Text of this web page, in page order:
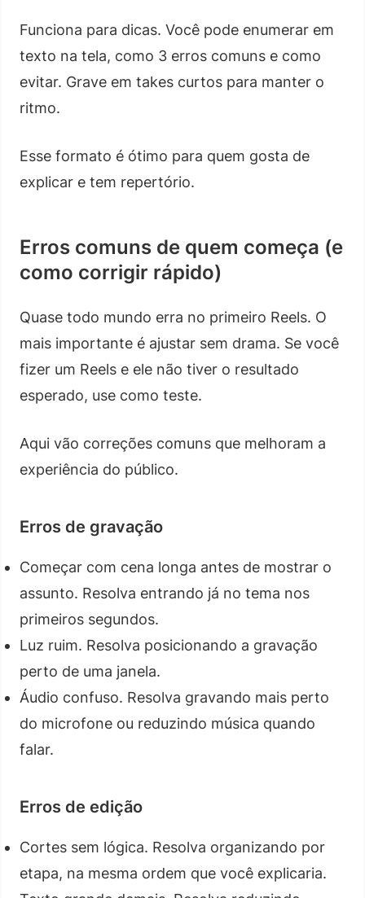
Funciona para dicas. Você pode enumerar em
texto na tela, como 3 erros comuns e como
evitar. Grave em takes curtos para manter o
ritmo.
Esse formato é ótimo para quem gosta de
explicar e tem repertório.
Erros comuns de quem começa (e
como corrigir rápido)
Quase todo mundo erra no primeiro Reels. O
mais importante é ajustar sem drama. Se você
fizer um Reels e ele não tiver o resultado
esperado, use como teste.
Aqui vão correções comuns que melhoram a
experiência do público.
Erros de gravação
Começar com cena longa antes de mostrar o
assunto. Resolva entrando já no tema nos
primeiros segundos.
Luz ruim. Resolva posicionando a gravação
perto de uma janela.
Áudio confuso. Resolva gravando mais perto
do microfone ou reduzindo música quando
falar.
Erros de edição
Cortes sem lógica. Resolva organizando por
etapa, na mesma ordem que você explicaria.